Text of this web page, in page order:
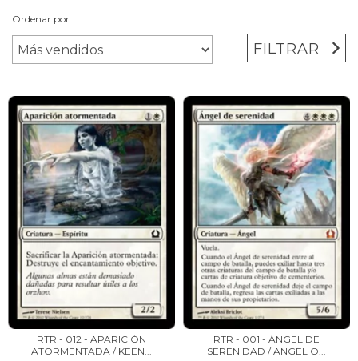
Ordenar por
FILTRAR
RTR - 012 - APARICIÓN
ATORMENTADA / KEEN...
RTR - 001 - ÁNGEL DE
SERENIDAD / ANGEL O...